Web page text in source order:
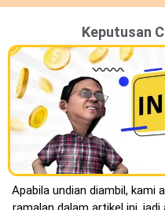
Keputusan
Apabila undian diambil, kami